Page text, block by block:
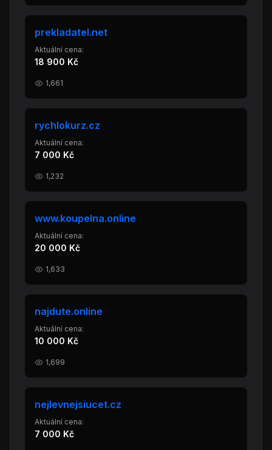
prekladatel.net
Aktuální cena:
18 900 Kč
1,661
rychlokurz.cz
Aktuální cena:
7 000 Kč
1,232
www.koupelna.online
Aktuální cena:
20 000 Kč
1,633
najdute.online
Aktuální cena:
10 000 Kč
1,699
nejlevnejsiucet.cz
Aktuální cena:
7 000 Kč